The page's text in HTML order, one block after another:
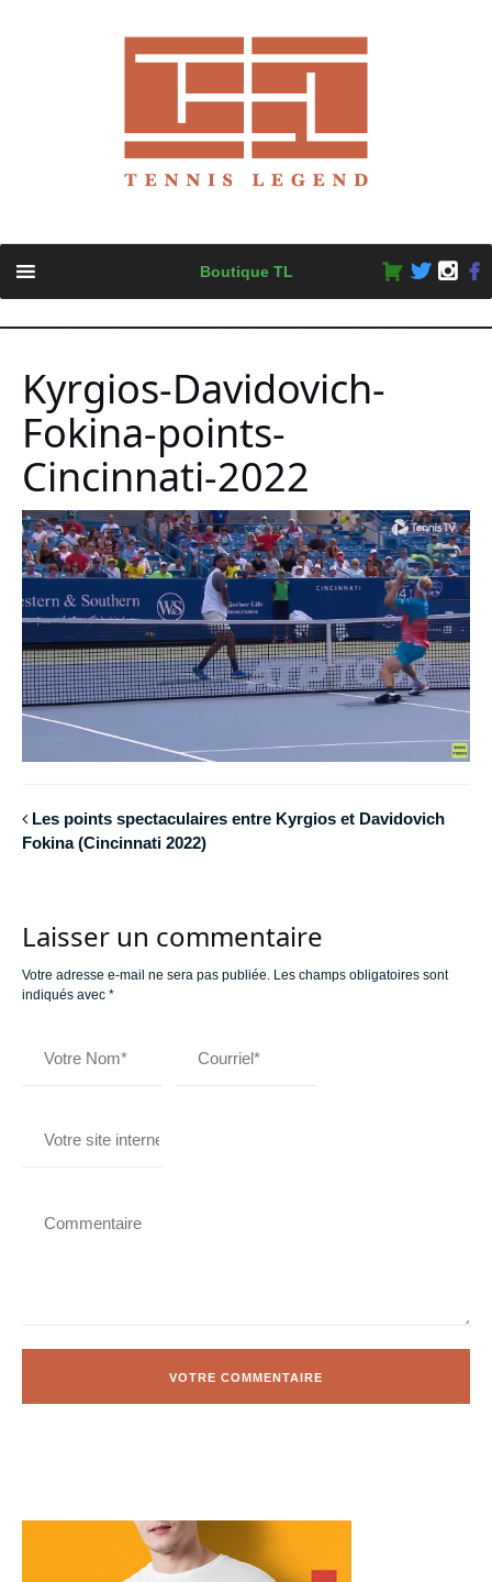
content
Boutique TL
Kyrgios-Davidovich-
Fokina-points-
Cincinnati-2022
Les points spectaculaires entre Kyrgios et Davidovich
Fokina (Cincinnati 2022)
Laisser un commentaire
Votre adresse e-mail ne sera pas publiée. Les champs obligatoires sont
indiqués avec *